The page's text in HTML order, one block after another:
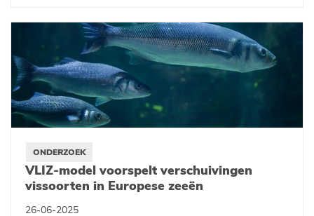
ONDERZOEK
VLIZ-model voorspelt verschuivingen
vissoorten in Europese zeeën
26-06-2025